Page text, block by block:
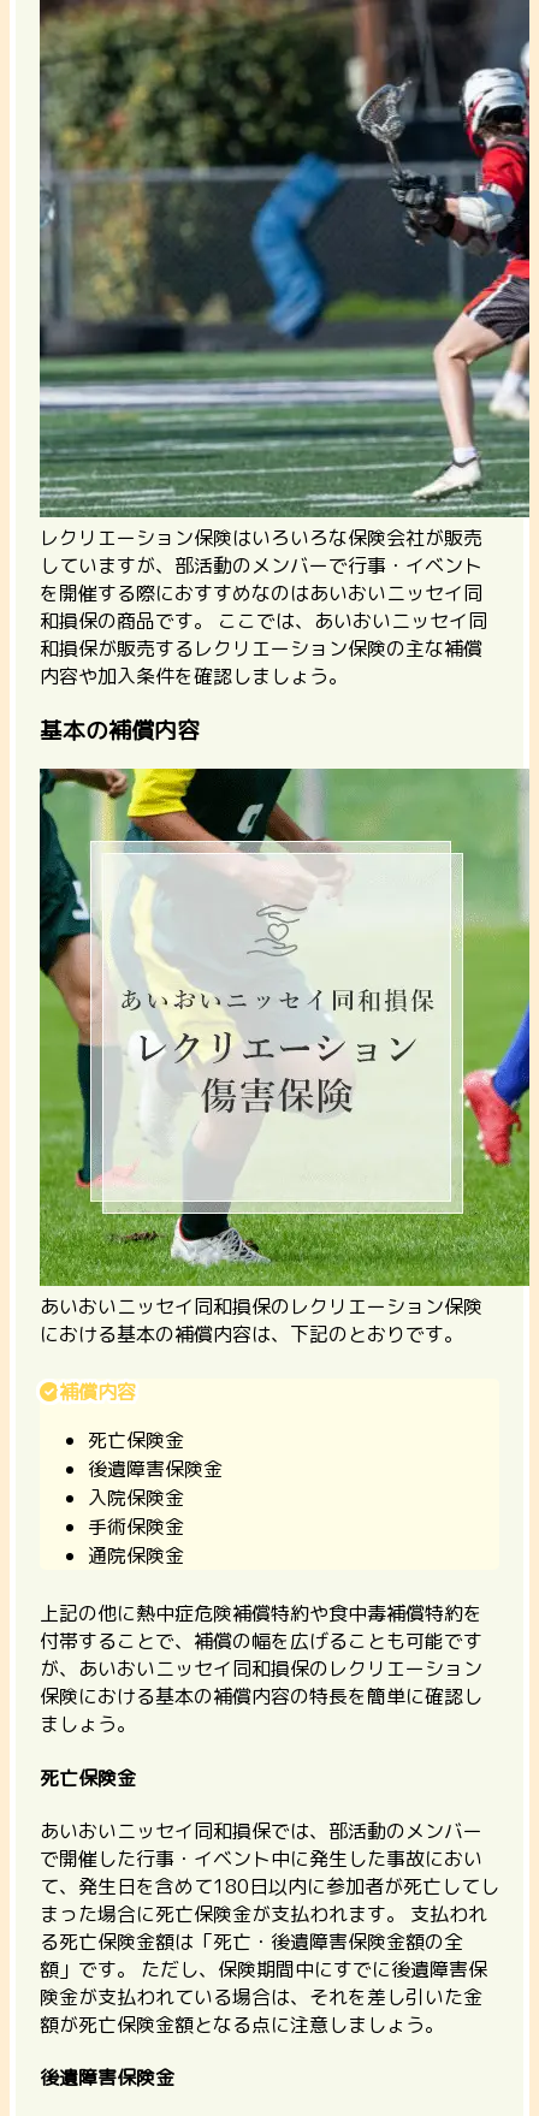
レクリエーション保険はいろいろな保険会社が販売
していますが、部活動のメンバーで行事・イベント
を開催する際におすすめなのはあいおいニッセイ同
和損保の商品です。 ここでは、あいおいニッセイ同
和損保が販売するレクリエーション保険の主な補償
内容や加入条件を確認しましょう。
基本の補償内容
あいおいニッセイ同和損保のレクリエーション保険
における基本の補償内容は、下記のとおりです。
補償内容
死亡保険金
後遺障害保険金
入院保険金
手術保険金
通院保険金
上記の他に熱中症危険補償特約や食中毒補償特約を
付帯することで、補償の幅を広げることも可能です
が、あいおいニッセイ同和損保のレクリエーション
保険における基本の補償内容の特長を簡単に確認し
ましょう。
死亡保険金
あいおいニッセイ同和損保では、部活動のメンバー
で開催した行事・イベント中に発生した事故におい
て、発生日を含めて180日以内に参加者が死亡してし
まった場合に死亡保険金が支払われます。 支払われ
る死亡保険金額は「死亡・後遺障害保険金額の全
額」です。 ただし、 保険期間中にすでに後遺障害保
険金が支払われている場合は、それを差し引いた金
額が死亡保険金額となる点に注意しましょう。
後遺障害保険金